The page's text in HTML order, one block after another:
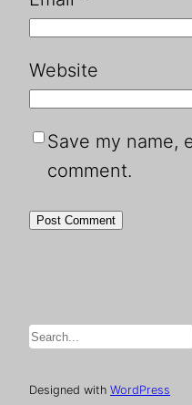
Website
Save my name,
comment.
Search
Designed with WordPress